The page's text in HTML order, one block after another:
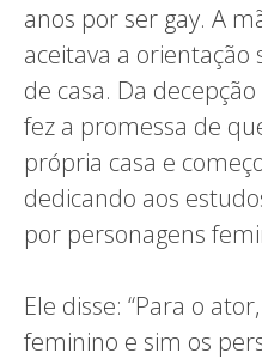
anos por ser gay. A
aceitava a
de casa. Da
fez a promessa de
própria casa e
dedicando aos
por personagens
Ele disse: “Para o
feminino e sim os